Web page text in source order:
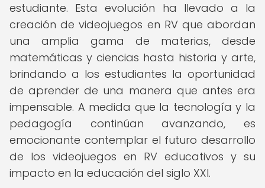
estudiante. Esta evolución ha llevado a la
creación de videojuegos en RV que abordan
una amplia gama de materias, desde
matemáticas y ciencias hasta historia y arte,
brindando a los estudiantes la oportunidad
de aprender de una manera que antes era
impensable. A medida que la tecnología y la
pedagogía continúan avanzando, es
emocionante contemplar el futuro desarrollo
de los videojuegos en RV educativos y su
impacto en la educación del siglo XXI.